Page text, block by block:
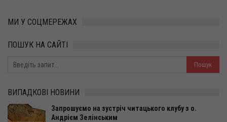
МИ У СОЦМЕРЕЖАХ
ПОШУК НА САЙТІ
ВИПАДКОВІ НОВИНИ
Запрошуємо на зустріч читацького клубу з о.
Андрієм Зелінським